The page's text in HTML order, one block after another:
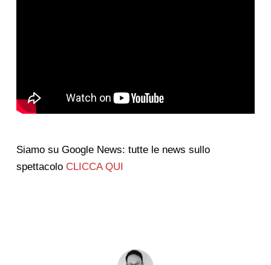
Siamo su Google News: tutte le news sullo
spettacolo CLICCA QUI